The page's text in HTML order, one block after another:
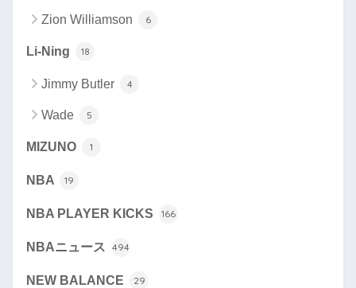
Zion Williamson 6
Li-Ning 18
Jimmy Butler 4
Wade 5
MIZUNO 1
NBA 19
NBA PLAYER KICKS 166
NBAニュース 494
NEW BALANCE 29